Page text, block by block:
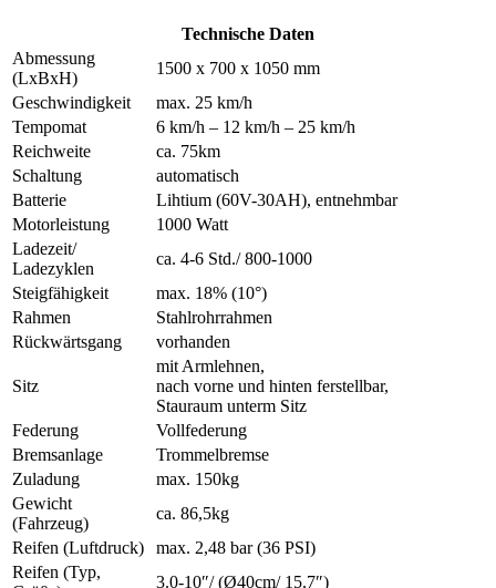
Technische Daten
Abmessung
(LxBxH)
1500 x 700 x 1050 mm
Geschwindigkeit
max. 25 km/h
Tempomat
6 km/h – 12 km/h – 25 km/h
Reichweite
ca. 75km
Schaltung
automatisch
Batterie
Lihtium (60V-30AH), entnehmbar
Motorleistung
1000 Watt
Ladezeit/
Ladezyklen
ca. 4-6 Std./ 800-1000
Steigfähigkeit
max. 18% (10°)
Rahmen
Stahlrohrrahmen
Rückwärtsgang
vorhanden
Sitz
mit Armlehnen,
nach vorne und hinten ferstellbar,
Stauraum unterm Sitz
Federung
Vollfederung
Bremsanlage
Trommelbremse
Zuladung
max. 150kg
Gewicht
(Fahrzeug)
ca. 86,5kg
Reifen (Luftdruck)
max. 2,48 bar (36 PSI)
Reifen (Typ,
3.0-10″/ (Ø40cm/ 15.7″)